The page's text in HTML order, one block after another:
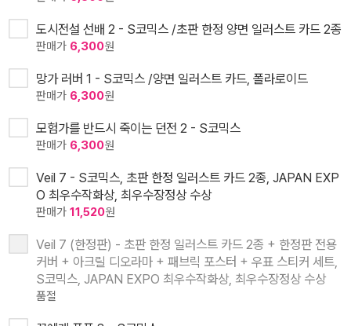
도시전설 선배 2 - S코믹스 /초판 한정 양면 일러스트 카드 2종
판매가 6,300원
망가 러버 1 - S코믹스 /양면 일러스트 카드, 폴라로이드
판매가 6,300원
모험가를 반드시 죽이는 던전 2 - S코믹스
판매가 6,300원
Veil 7 - S코믹스, 초판 한정 일러스트 카드 2종, JAPAN EXP
O 최우수작화상, 최우수장정상 수상
판매가 11,520원
Veil 7 (한정판) - 초판 한정 일러스트 카드 2종 + 한정판 전용
커버 + 아크릴 디오라마 + 패브릭 포스터 + 우표 스티커 세트,
S코믹스, JAPAN EXPO 최우수작화상, 최우수장정상 수상
품절